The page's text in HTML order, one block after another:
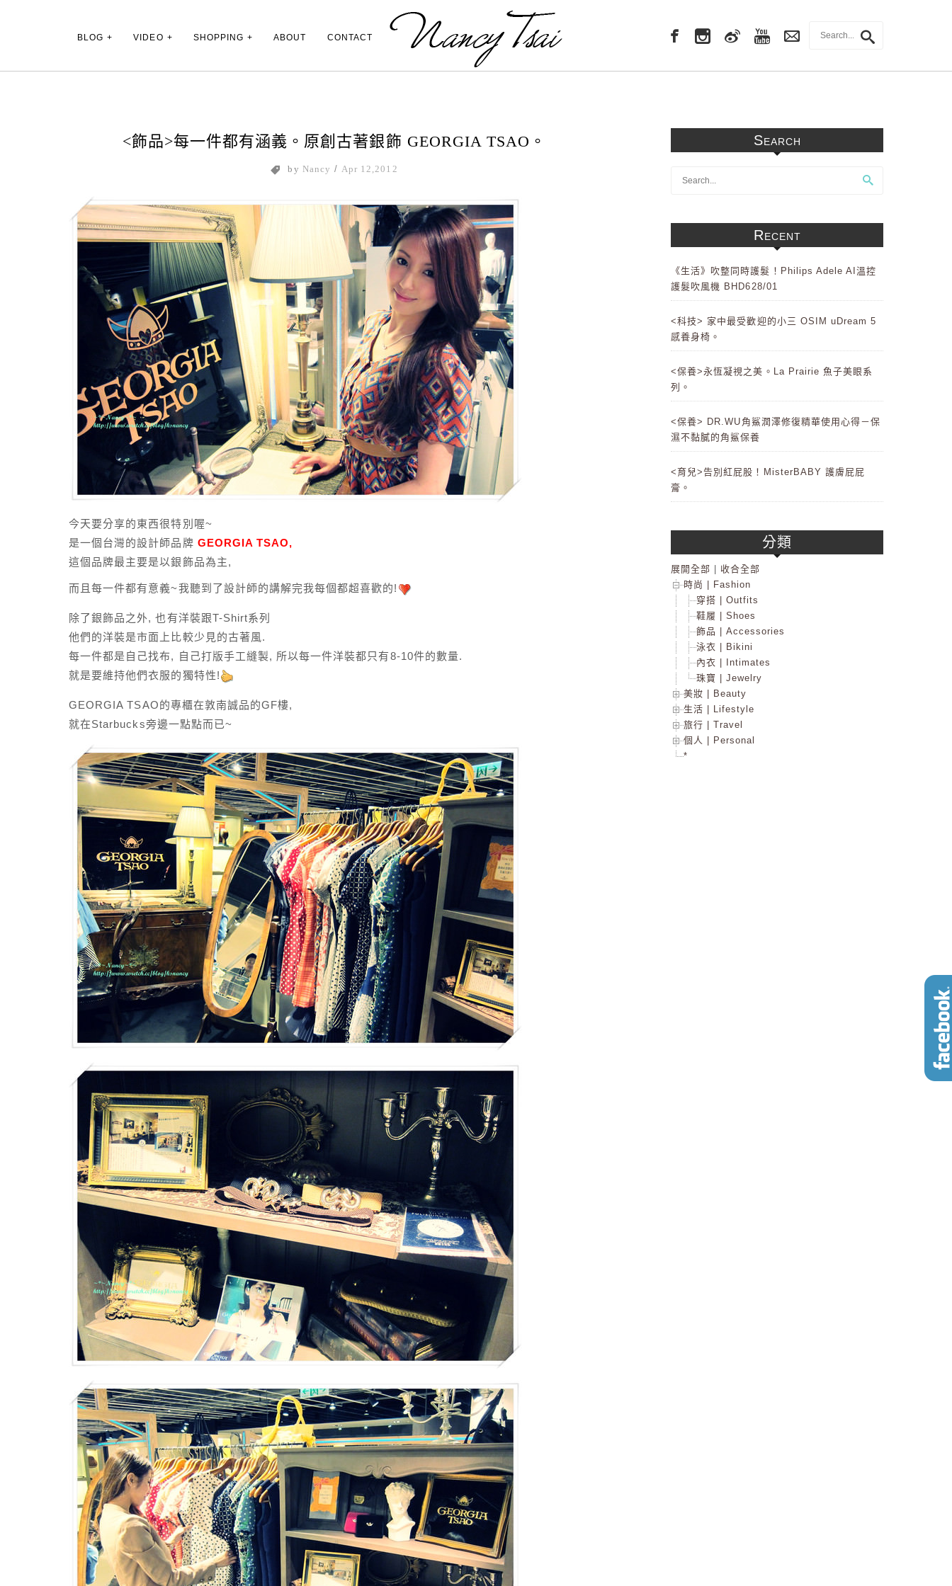
Main Menu
BLOG VIDEO SHOPPING ABOUT CONTACT
<飾品>每一件都有涵義。原創古著銀飾 GEORGIA TSAO。
by Nancy /Apr 12,2012
今天要分享的東西很特別喔~
是一個台灣的設計師品牌 GEORGIA TSAO,
這個品牌最主要是以銀飾品為主,
而且每一件都有意義~我聽到了設計師的講解完我每個都超喜歡的!
除了銀飾品之外, 也有洋裝跟T-Shirt系列
他們的洋裝是市面上比較少見的古著風.
每一件都是自己找布, 自己打版手工縫製, 所以每一件洋裝都只有8-10件的數量.
就是要維持他們衣服的獨特性!
GEORGIA TSAO的專櫃在敦南誠品的GF樓,
就在Starbucks旁邊一點點而已~
Search
Recent
《生活》吹整同時護髮！Philips Adele AI溫控
護髮吹風機 BHD628/01
<科技> 家中最受歡迎的小三 OSIM uDream 5
感養身椅。
<保養>永恆凝視之美。La Prairie 魚子美眼系
列。
<保養> DR.WU角鯊潤澤修復精華使用心得－保
濕不黏膩的角鯊保養
<育兒>告別紅屁股！MisterBABY 護膚屁屁
膏。
分類
展開全部
收合全部
時尚 | Fashion
穿搭 | Outfits
鞋履 | Shoes
飾品 | Accessories
泳衣 | Bikini
內衣 | Intimates
珠寶 | Jewelry
美妝 | Beauty
生活 | Lifestyle
旅行 | Travel
個人 | Personal
*